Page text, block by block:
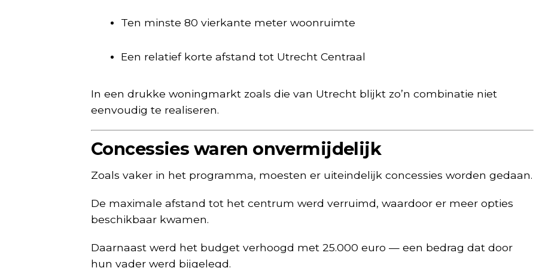
Ten minste 80 vierkante meter woonruimte
Een relatief korte afstand tot Utrecht Centraal
In een drukke woningmarkt zoals die van Utrecht blijkt zo’n combinatie niet
eenvoudig te realiseren.
Concessies waren onvermijdelijk
Zoals vaker in het programma, moesten er uiteindelijk concessies worden gedaan.
De maximale afstand tot het centrum werd verruimd, waardoor er meer opties
beschikbaar kwamen.
Daarnaast werd het budget verhoogd met 25.000 euro — een bedrag dat door
hun vader werd bijgelegd.